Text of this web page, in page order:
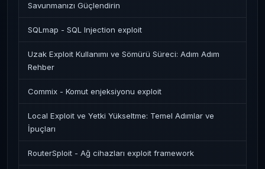
Savunmanızı Güçlendirin
SQLmap - SQL Injection exploit
Uzak Exploit Kullanımı ve Sömürü Süreci: Adım Adım
Rehber
Commix - Komut enjeksiyonu exploit
Local Exploit ve Yetki Yükseltme: Temel Adımlar ve
İpuçları
RouterSploit - Ağ cihazları exploit framework